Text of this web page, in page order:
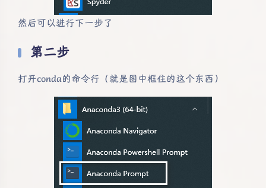
然后可以进行下一步了
第二步
打开conda的命令行（就是图中框住的这个东西）